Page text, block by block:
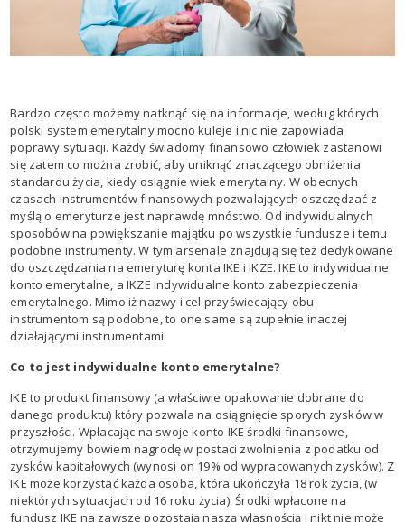
Bardzo często możemy natknąć się na informacje, według których
polski system emerytalny mocno kuleje i nic nie zapowiada
poprawy sytuacji. Każdy świadomy finansowo człowiek zastanowi
się zatem co można zrobić, aby uniknąć znaczącego obniżenia
standardu życia, kiedy osiągnie wiek emerytalny. W obecnych
czasach instrumentów finansowych pozwalających oszczędzać z
myślą o emeryturze jest naprawdę mnóstwo. Od indywidualnych
sposobów na powiększanie majątku po wszystkie fundusze i temu
podobne instrumenty. W tym arsenale znajdują się też dedykowane
do oszczędzania na emeryturę konta IKE i IKZE. IKE to indywidualne
konto emerytalne, a IKZE indywidualne konto zabezpieczenia
emerytalnego. Mimo iż nazwy i cel przyświecający obu
instrumentom są podobne, to one same są zupełnie inaczej
działającymi instrumentami.
Co to jest indywidualne konto emerytalne?
IKE to produkt finansowy (a właściwie opakowanie dobrane do
danego produktu) który pozwala na osiągnięcie sporych zysków w
przyszłości. Wpłacając na swoje konto IKE środki finansowe,
otrzymujemy bowiem nagrodę w postaci zwolnienia z podatku od
zysków kapitałowych (wynosi on 19% od wypracowanych zysków). Z
IKE może korzystać każda osoba, która ukończyła 18 rok życia, (w
niektórych sytuacjach od 16 roku życia). Środki wpłacone na
fundusz IKE na zawsze pozostają naszą własnością i nikt nie może